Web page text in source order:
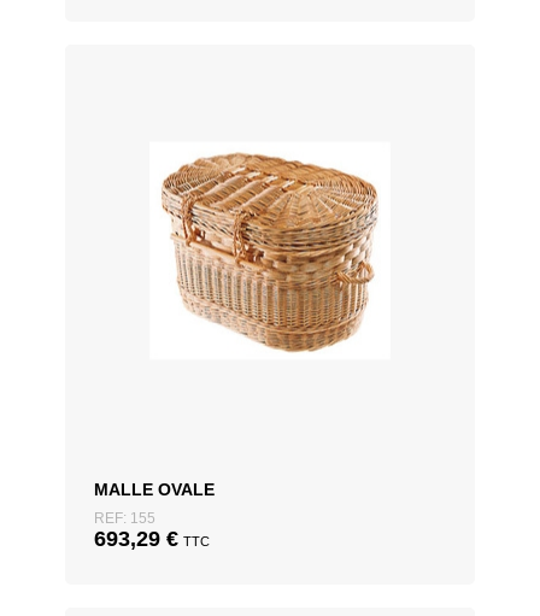
MALLE OVALE
REF: 155
693,29 € TTC